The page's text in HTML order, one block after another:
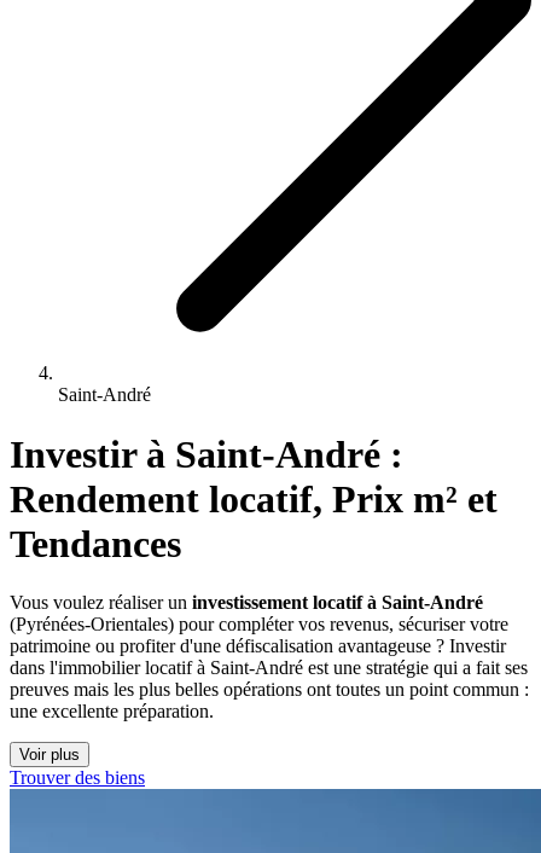
Saint-André
Investir à Saint-André :
Rendement locatif, Prix m² et
Tendances
Vous voulez réaliser un investissement locatif à Saint-André
(Pyrénées-Orientales) pour compléter vos revenus, sécuriser votre
patrimoine ou profiter d'une défiscalisation avantageuse ? Investir
dans l'immobilier locatif à Saint-André est une stratégie qui a fait ses
preuves mais les plus belles opérations ont toutes un point commun :
une excellente préparation.
Voir plus
Trouver des biens